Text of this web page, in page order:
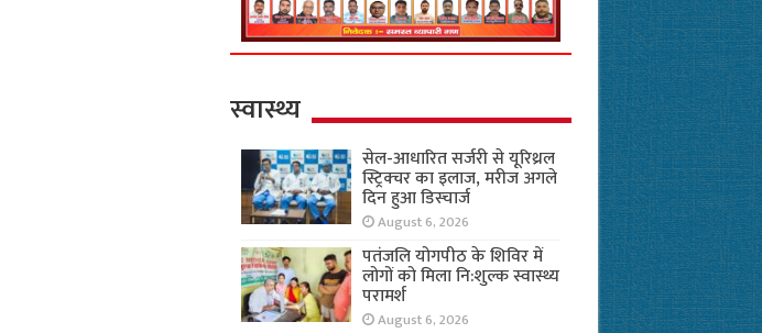
स्वास्थ्य
सेल-आधारित सर्जरी से यूरिथ्रल
स्ट्रिक्चर का इलाज, मरीज अगले
दिन हुआ डिस्चार्ज
August 6, 2026
पतंजलि योगपीठ के शिविर में
लोगों को मिला नि:शुल्क स्वास्थ्य
परामर्श
August 6, 2026